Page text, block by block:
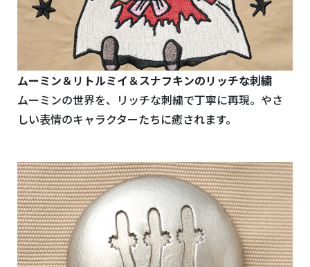
ムーミン＆リトルミイ＆スナフキンのリッチな刺繍
ムーミンの世界を、リッチな刺繍で丁寧に再現。やさ
しい表情のキャラクターたちに癒されます。